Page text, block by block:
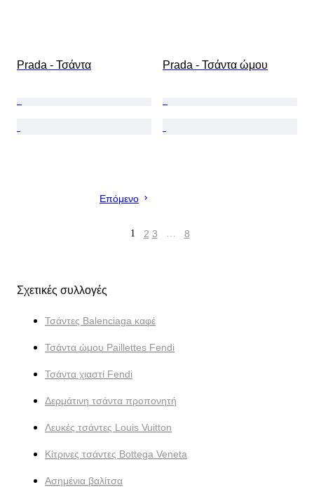
Prada - Τσάντα Prada - Τσάντα ώμου
Επόμενο
1 2 3 … 8
Σχετικές συλλογές
Τσάντες Balenciaga καφέ
Τσάντα ώμου Paillettes Fendi
Τσάντα χιαστί Fendi
Δερμάτινη τσάντα προπονητή
Λευκές τσάντες Louis Vuitton
Κίτρινες τσάντες Bottega Veneta
Ασημένια βαλίτσα